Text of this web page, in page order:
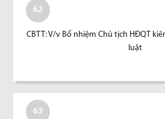
62
CBTT: V/v Bổ nhiệm Chủ tịch HĐQT
luật
63